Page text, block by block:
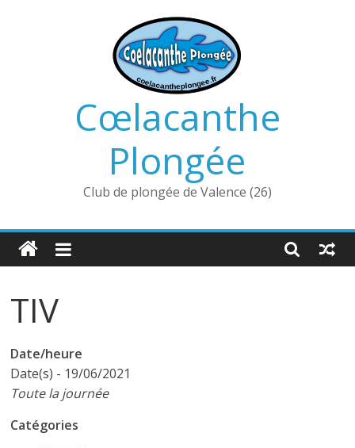
Cœlacanthe
Plongée
Club de plongée de Valence (26)
TIV
Date/heure
Date(s) - 19/06/2021
Toute la journée
Catégories